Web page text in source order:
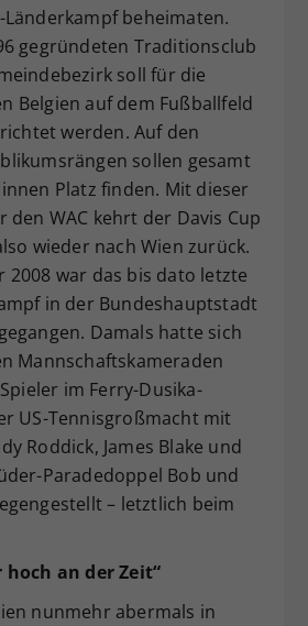
Länderkampf beheimaten.
gegründeten Traditionsclub
soll für die
Belgien auf dem Fußballfeld
werden. Auf den
sollen gesamt
Platz finden. Mit dieser
den WAC kehrt der Davis Cup
wieder nach Wien zurück.
2008 war das bis dato letzte
in der Bundeshauptstadt
Damals hatte sich
Mannschaftskameraden
im Ferry-Dusika-
US-Tennisgroßmacht mit
Roddick, James Blake und
Paradedoppel Bob und
– letztlich beim
hoch an der Zeit“
nunmehr abermals in